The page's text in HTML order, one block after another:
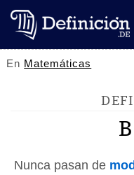
En Matemáticas
Nunca pasan de